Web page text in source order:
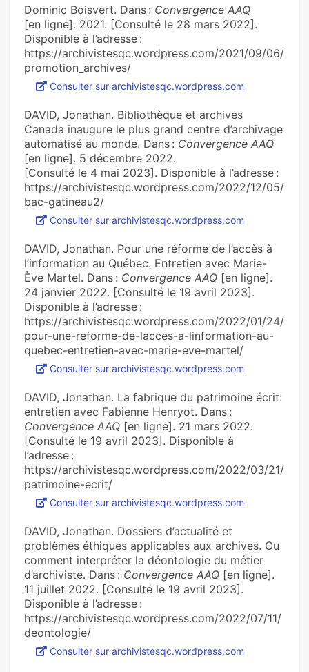
Dominic Boisvert. Dans : Convergence AAQ
[en ligne]. 2021. [Consulté le 28 mars 2022].
Disponible à l’adresse :
https://archivistesqc.wordpress.com/2021/09/06/
promotion_archives/
Consulter sur archivistesqc.wordpress.com
DAVID, Jonathan. Bibliothèque et archives
Canada inaugure le plus grand centre d’archivage
automatisé au monde. Dans : Convergence AAQ
[en ligne]. 5 décembre 2022.
[Consulté le 4 mai 2023]. Disponible à l’adresse :
https://archivistesqc.wordpress.com/2022/12/05/
bac-gatineau2/
Consulter sur archivistesqc.wordpress.com
DAVID, Jonathan. Pour une réforme de l’accès à
l’information au Québec. Entretien avec Marie-
Ève Martel. Dans : Convergence AAQ [en ligne].
24 janvier 2022. [Consulté le 19 avril 2023].
Disponible à l’adresse :
https://archivistesqc.wordpress.com/2022/01/24/
pour-une-reforme-de-lacces-a-linformation-au-
quebec-entretien-avec-marie-eve-martel/
Consulter sur archivistesqc.wordpress.com
DAVID, Jonathan. La fabrique du patrimoine écrit:
entretien avec Fabienne Henryot. Dans :
Convergence AAQ [en ligne]. 21 mars 2022.
[Consulté le 19 avril 2023]. Disponible à
l’adresse :
https://archivistesqc.wordpress.com/2022/03/21/
patrimoine-ecrit/
Consulter sur archivistesqc.wordpress.com
DAVID, Jonathan. Dossiers d’actualité et
problèmes éthiques applicables aux archives. Ou
comment interpréter la déontologie du métier
d’archiviste. Dans : Convergence AAQ [en ligne].
11 juillet 2022. [Consulté le 19 avril 2023].
Disponible à l’adresse :
https://archivistesqc.wordpress.com/2022/07/11/
deontologie/
Consulter sur archivistesqc.wordpress.com